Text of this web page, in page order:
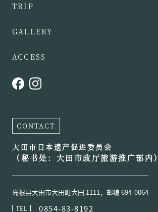
TRIP
GALLERY
ACCESS
CONTACT
大田市日本遗产促进委员会
（秘书处：大田市政厅旅游推广部内）
岛根县大田市大田町大田 1111，邮编 694-0064
TEL
0854-83-8192